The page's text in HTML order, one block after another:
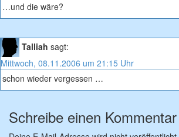
…und die wäre?
Talliah sagt:
Mittwoch, 08.11.2006 um 21:15 Uhr
schon wieder vergessen …
Schreibe einen Kommentar